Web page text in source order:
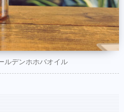
ちらもオススメ。SNSプロ
美容師オンラインサロン
バー募集中
ルデンホホバオイル